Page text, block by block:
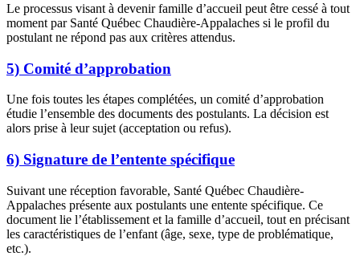
Le processus visant à devenir famille d’accueil peut être cessé à tout
moment par Santé Québec Chaudière-Appalaches si le profil du
postulant ne répond pas aux critères attendus.
5) Comité d’approbation
Une fois toutes les étapes complétées, un comité d’approbation
étudie l’ensemble des documents des postulants. La décision est
alors prise à leur sujet (acceptation ou refus).
6) Signature de l’entente spécifique
Suivant une réception favorable, Santé Québec Chaudière-
Appalaches présente aux postulants une entente spécifique. Ce
document lie l’établissement et la famille d’accueil, tout en précisant
les caractéristiques de l’enfant (âge, sexe, type de problématique,
etc.).